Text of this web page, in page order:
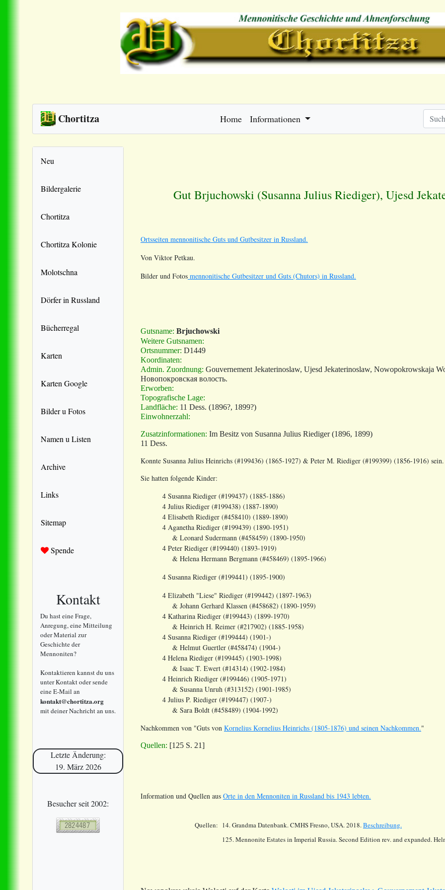
Chortitza Home Informationen
Neu
Bildergalerie
Chortitza
Chortitza Kolonie
Molotschna
Dörfer in Russland
Bücherregal
Karten
Karten Google
Bilder u Fotos
Namen u Listen
Archive
Links
Sitemap
Spende
Kontakt
Du hast eine Frage,
Anregung, eine Mitteilung
oder Material zur
Geschichte der
Mennoniten?
Kontaktieren kannst du uns
unter Kontakt oder sende
eine E-Mail an
kontakt@chortitza.org
mit deiner Nachricht an uns.
Letzte Änderung:
19. März 2026
Besucher seit 2002:
Gut Brjuchowski (Susanna Julius Riediger), Ujesd
Ortsseiten mennonitische Guts und Gutbesitzer in Russland.
Von Viktor Petkau.
Bilder und Fotos mennonitische Gutbesitzer und Guts (Chutors) in Russland.
Gutsname: Brjuchowski
Weitere Gutsnamen:
Ortsnummer: D1449
Koordinaten:
Admin. Zuordnung: Gouvernement Jekaterinoslaw, Ujesd Jekaterinoslaw, Nowopokrowskaja
Новопокровская волость.
Erworben:
Topografische Lage:
Landfläche: 11 Dess. (1896?, 1899?)
Einwohnerzahl:
Zusatzinformationen: Im Besitz von Susanna Julius Riediger (1896, 1899)
11 Dess.
Konnte Susanna Julius Heinrichs (#199436) (1865-1927) & Peter M. Riediger (#199399) (1856-1916) sein.
Sie hatten folgende Kinder:
4 Susanna Riediger (#199437) (1885-1886)
4 Julius Riediger (#199438) (1887-1890)
4 Elisabeth Riediger (#458410) (1889-1890)
4 Aganetha Riediger (#199439) (1890-1951)
& Leonard Sudermann (#458459) (1890-1950)
4 Peter Riediger (#199440) (1893-1919)
& Helena Hermann Bergmann (#458469) (1895-1966)
4 Susanna Riediger (#199441) (1895-1900)
4 Elizabeth "Liese" Riediger (#199442) (1897-1963)
& Johann Gerhard Klassen (#458682) (1890-1959)
4 Katharina Riediger (#199443) (1899-1970)
& Heinrich H. Reimer (#217902) (1885-1958)
4 Susanna Riediger (#199444) (1901-)
& Helmut Guertler (#458474) (1904-)
4 Helena Riediger (#199445) (1903-1998)
& Isaac T. Ewert (#14314) (1902-1984)
4 Heinrich Riediger (#199446) (1905-1971)
& Susanna Unruh (#313152) (1901-1985)
4 Julius P. Riediger (#199447) (1907-)
& Sara Boldt (#458489) (1904-1992)
Nachkommen von "Guts von Kornelius Kornelius Heinrichs (1805-1876) und seinen Nachkommen."
Quellen: [125 S. 21]
Information und Quellen aus Orte in den Mennoniten in Russland bis 1943 lebten.
Quellen: 14.Grandma Datenbank. CMHS Fresno, USA. 2018.Beschreibung.
125. Mennonite Estates in Imperial Russia. Second Edition rev. and expanded.